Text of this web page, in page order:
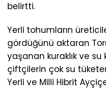
belirtti.
Yerli tohumların
gördüğünü aktaran
yaşanan kuraklık ve su
çiftçilerin çok su
Yerli ve Milli Hibrit